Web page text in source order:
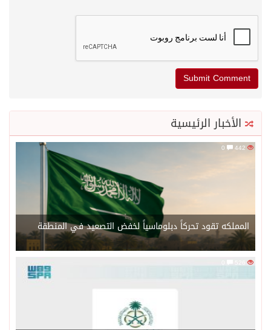
الأخبار الرئيسية
المملكه تقود تحركاً دبلوماسياً لخفض التصعيد في المنطقة
526